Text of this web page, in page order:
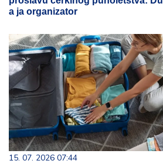
a ja organizator
15. 07. 2026 07:44